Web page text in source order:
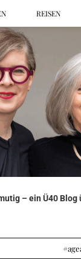
REISEN
– ein Ü40